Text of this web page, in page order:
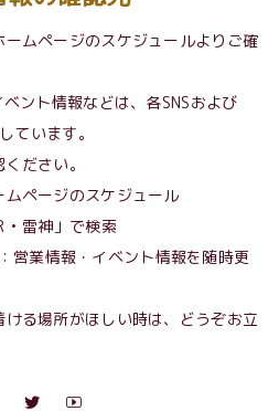
ムページのスケジュールよりご確
ント情報などは、各SNSおよび
ています。
ださい。
ページのスケジュール
• 雷神」で検索
業情報・イベント情報を随時更
る場所がほしい時は、どうぞお立